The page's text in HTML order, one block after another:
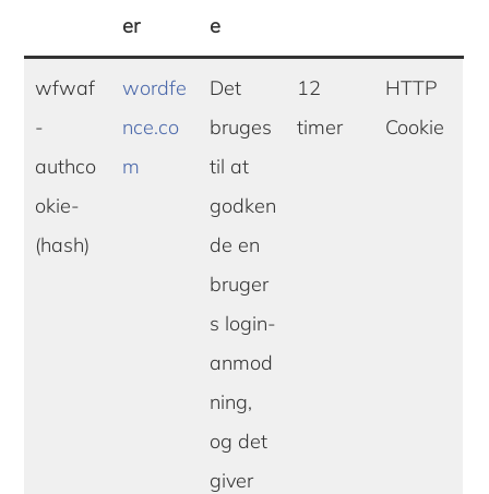
er
e
wfwaf
-
authco
okie-
(hash)
wordfe
nce.co
m
Det
bruges
til at
godken
de en
bruger
s login-
anmod
ning,
og det
giver
12
timer
HTTP
Cookie